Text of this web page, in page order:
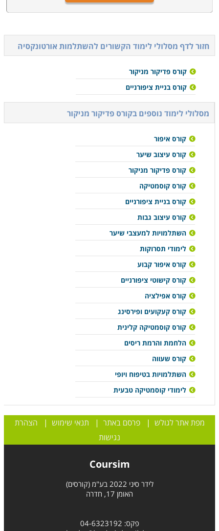
חזור לדף מסלולי לימוד הקשורים להשתלמות אורטונקסיה
קורס פדיקור מניקור
קורס בניית ציפורניים
מסלולי לימוד נוספים בקורס פדיקור מניקור
קורס איפור
קורס עיצוב שיער
קורס פדיקור מניקור
קורס קוסמטיקה
קורס בניית ציפורניים
קורס עיצוב גבות
השתלמויות למעצבי שיער
לימודי תסרוקות
קורס איפור קבוע
קורס קישוטי ציפורניים
קורס אפילציה
קורס קעקועים ופירסינג
קורס קוסמטיקה קלינית
הלחמת והרמת ריסים
קורס שעווה
השתלמויות בטיפוח ויופי
לימודי קוסמטיקה טבעית
מפת אתר לגולש |פרסם באתר | תנאי שימוש | הצהרת
נגישות
Coursim
לידר סיני 2022 בע"מ (קורסים)
האומן 17, חדרה
פקס: 04-6323192